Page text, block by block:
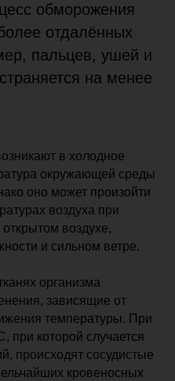
обморожения
отдалённых
пальцев, ушей и
на менее
в холодное
окружающей среды
оно может произойти
воздуха при
воздухе,
и сильном ветре.
организма
зависящие от
температуры. При
при которой случается
происходят сосудистые
кровеносных